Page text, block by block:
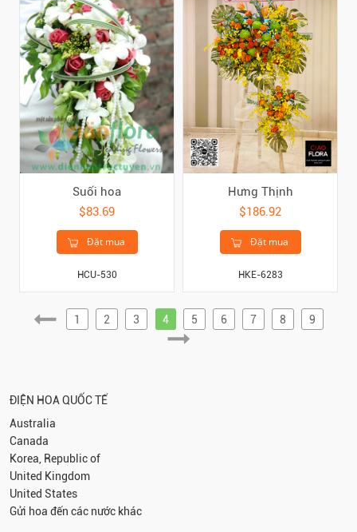
Suối hoa
$83.69
Đặt mua
HCU-530
Hưng Thịnh
$186.92
Đặt mua
HKE-6283
1 2 3 4 5 6 7 8 9
ĐIỆN HOA QUỐC TẾ
Australia
Canada
Korea, Republic of
United Kingdom
United States
Gửi hoa đến các nước khác